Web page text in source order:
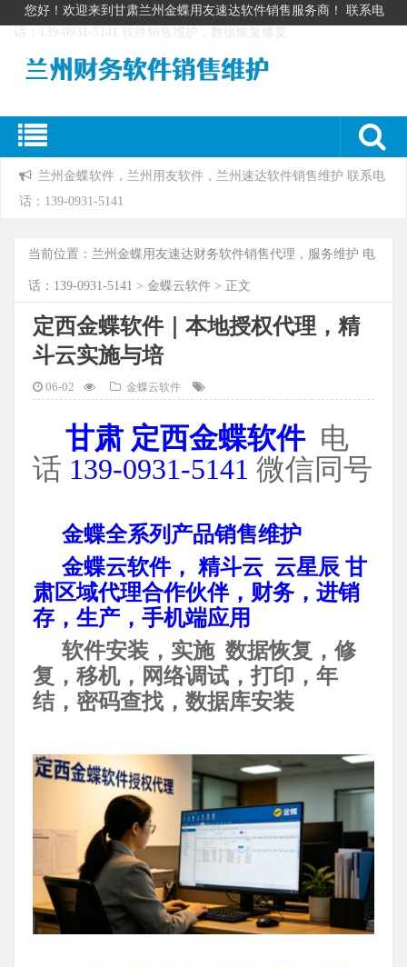
您好！欢迎来到甘肃兰州金蝶用友速达软件销售服务商！ 联系电
话：139-0931-5141 软件销售维护，数据恢复修复
兰州金蝶软件，兰州用友软件，兰州速达软件销售维护 联系电
话：139-0931-5141
当前位置： 兰州金蝶用友速达财务软件销售代理，服务维护 电
话：139-0931-5141 > 金蝶云软件 > 正文
定西金蝶软件｜本地授权代理，精
斗云实施与培
06-02 金蝶云软件
甘肃 定西金蝶软件电
话 139-0931-5141 微信同号
金蝶全系列产品销售维护
金蝶云软件， 精斗云 云星辰 甘
肃区域代理合作伙伴，财务，进销
存，生产，手机端应用
软件安装，实施 数据恢复，修
复，移机，网络调试，打印，年
结，密码查找，数据库安装